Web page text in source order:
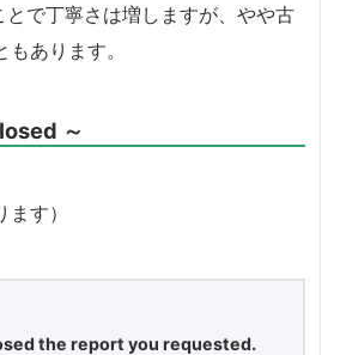
とで丁寧さは増しますが、やや古
あります。
～
す）
the report you requested.